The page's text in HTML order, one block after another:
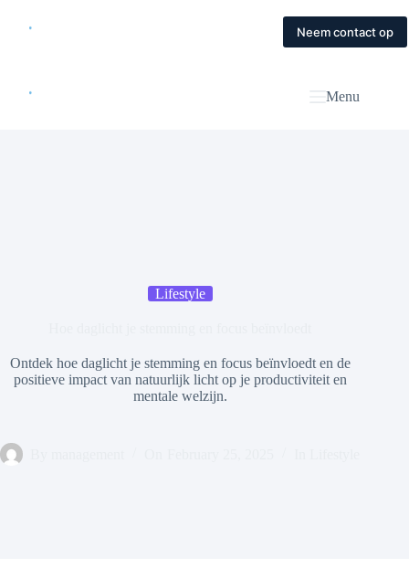
Contact
Neem contact op
Menu
Lifestyle
Ontdek hoe daglicht je stemming en focus beïnvloedt en de
positieve impact van natuurlijk licht op je productiviteit en
mentale welzijn.